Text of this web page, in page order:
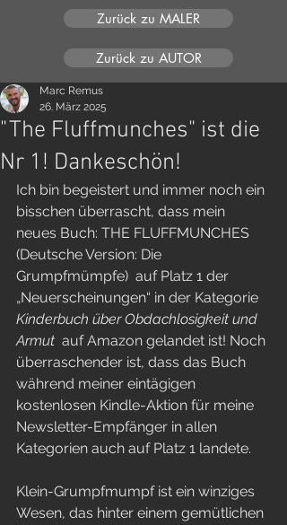
Zurück zu MALER
Zurück zu AUTOR
"The Fluffmunches" ist die
Nr 1! Dankeschön!
Marc Remus
26. März 2025
Ich bin begeistert und immer noch ein
bisschen überrascht, dass mein
neues Buch: THE FLUFFMUNCHES
(Deutsche Version: Die
Grumpfmümpfe)  auf Platz 1 der
„Neuerscheinungen“ in der Kategorie
Kinderbuch über Obdachlosigkeit und
Armut auf Amazon gelandet ist! Noch
überraschender ist, dass das Buch
während meiner eintägigen
kostenlosen Kindle-Aktion für meine
Newsletter-Empfänger in allen
Kategorien auch auf Platz 1 landete.
Klein-Grumpfmumpf ist ein winziges
Wesen, das hinter einem gemütlichen